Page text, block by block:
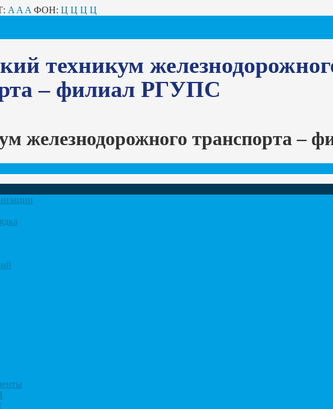
A A A ФОН: Ц Ц Ц Ц
техникум
– филиал РГУПС
железнодорожного транспорта –